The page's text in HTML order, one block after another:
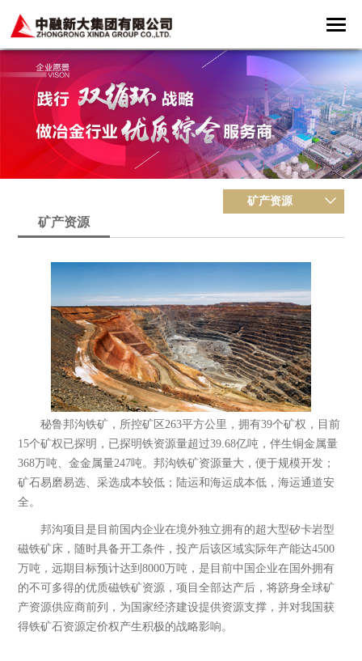
矿产资源
矿产资源
秘鲁邦沟铁矿，所控矿区263平方公里，拥有39个矿权，目前
15个矿权已探明，已探明铁资源量超过39.68亿吨，伴生铜金属量
368万吨、金金属量247吨。邦沟铁矿资源量大，便于规模开发；
矿石易磨易选、采选成本较低；陆运和海运成本低，海运通道安
全。
邦沟项目是目前国内企业在境外独立拥有的超大型矽卡岩型
磁铁矿床，随时具备开工条件，投产后该区域实际年产能达4500
万吨，远期目标预计达到8000万吨，是目前中国企业在国外拥有
的不可多得的优质磁铁矿资源，项目全部达产后，将跻身全球矿
产资源供应商前列，为国家经济建设提供资源支撑，并对我国获
得铁矿石资源定价权产生积极的战略影响。
中融新大(青岛)矿产资源有限公司